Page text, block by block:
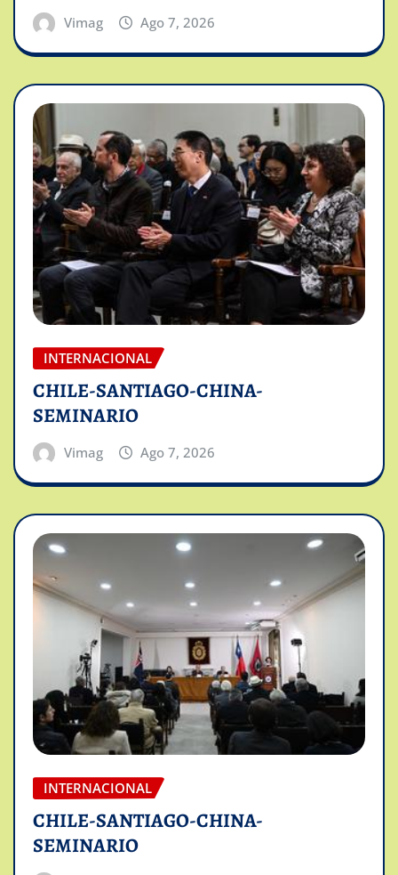
Vimag Ago 7, 2026
INTERNACIONAL
CHILE-SANTIAGO-CHINA-
SEMINARIO
Vimag Ago 7, 2026
INTERNACIONAL
CHILE-SANTIAGO-CHINA-
SEMINARIO